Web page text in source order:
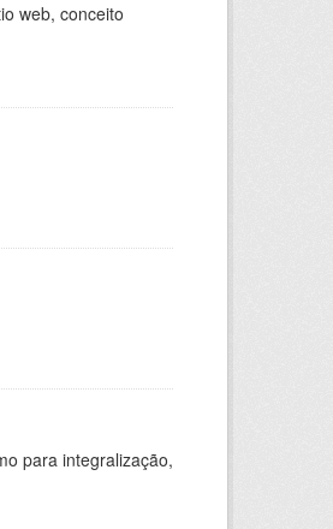
web, conceito
para integralização,